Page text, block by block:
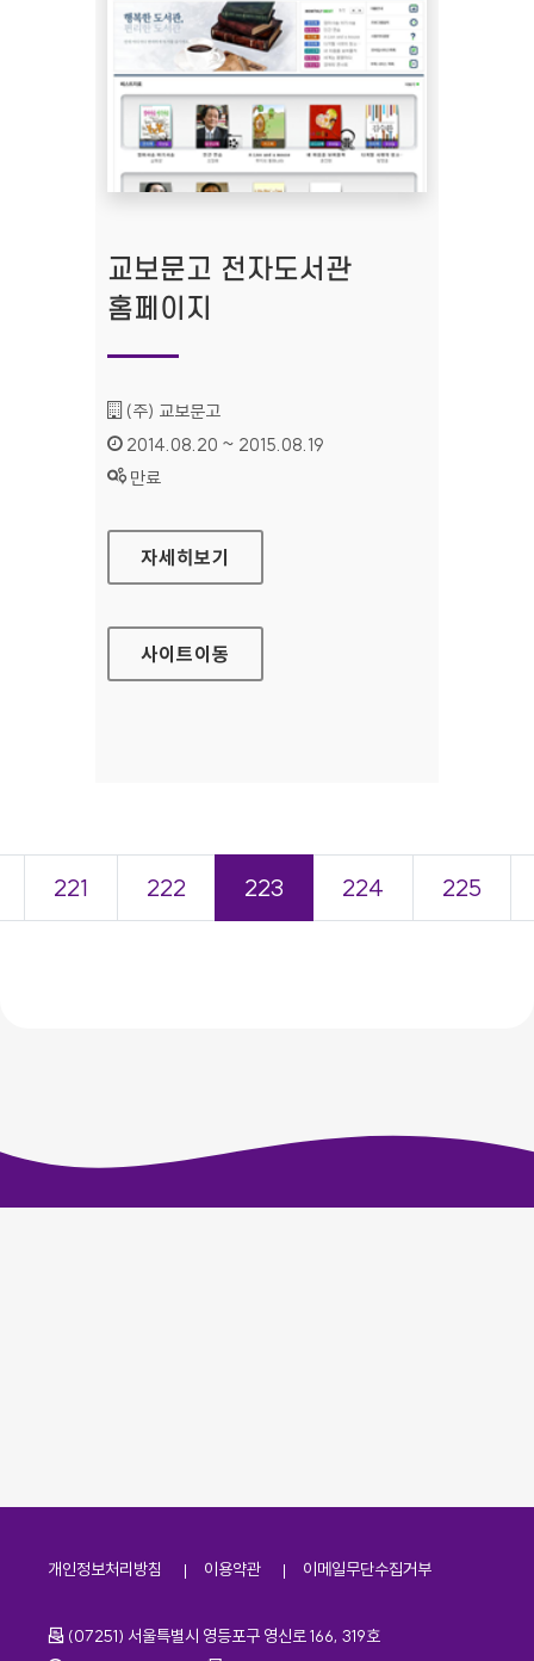
교보문고 전자도서관
홈페이지
기관명 :
(주) 교보문고
인증기간 :
2014.08.20 ~ 2015.08.19
상태 :
만료
교보문고 전자도서관 홈페이지
자세히보기
사이트이동
221 222 223 224 225
개인정보처리방침 이용약관 이메일무단수집거부
주소
(07251) 서울특별시 영등포구 영신로 166, 319호